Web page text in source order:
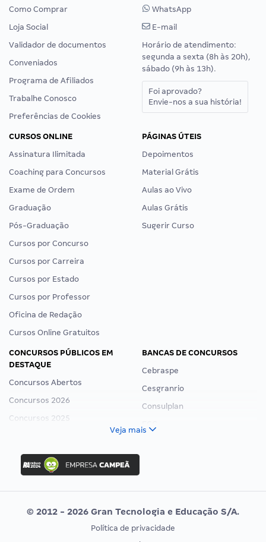
Como Comprar
Loja Social
Validador de documentos
Conveniados
Programa de Afiliados
Trabalhe Conosco
Preferências de Cookies
WhatsApp
E-mail
Horário de atendimento:
segunda a sexta (8h às 20h),
sábado (9h às 13h).
Foi aprovado?
Envie-nos a sua história!
CURSOS ONLINE
Assinatura Ilimitada
Coaching para Concursos
Exame de Ordem
Graduação
Pós-Graduação
Cursos por Concurso
Cursos por Carreira
Cursos por Estado
Cursos por Professor
Oficina de Redação
Cursos Online Gratuitos
PÁGINAS ÚTEIS
Depoimentos
Material Grátis
Aulas ao Vivo
Aulas Grátis
Sugerir Curso
CONCURSOS PÚBLICOS EM
DESTAQUE
Concursos Abertos
Concursos 2026
Concursos 2025
Concurso Nacional Unificado
Concurso Ibama
Concurso MPU
Editais publicados
BANCAS DE CONCURSOS
Cebraspe
Cesgranrio
Consulplan
Vunesp
CONCURSOS POR PROFISSÃO EXAME DE ORDEM
Veja mais
© 2012 - 2026 Gran Tecnologia e Educação S/A.
Política de privacidade